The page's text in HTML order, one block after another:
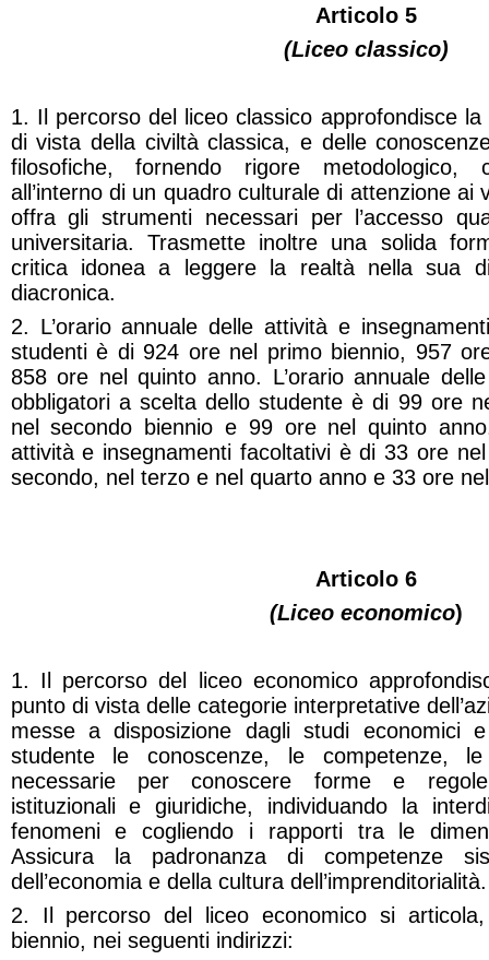
Articolo 5
(Liceo classico)
1. Il percorso del liceo classico approfondisce
di vista della civiltà classica, e delle
filosofiche, fornendo rigore metodologico,
all’interno di un quadro culturale di attenzione ai
offra gli strumenti necessari per l’accesso
universitaria. Trasmette inoltre una solida
critica idonea a leggere la realtà nella sua
diacronica.
2. L’orario annuale delle attività e
studenti è di 924 ore nel primo biennio, 957
858 ore nel quinto anno. L’orario annuale
obbligatori a scelta dello studente è di 99 ore
nel secondo biennio e 99 ore nel quinto
attività e insegnamenti facoltativi è di 33 ore
secondo, nel terzo e nel quarto anno e 33 ore
Articolo 6
(Liceo economico)
1. Il percorso del liceo economico
punto di vista delle categorie interpretative
messe a disposizione dagli studi economici
studente le conoscenze, le competenze,
necessarie per conoscere forme e
istituzionali e giuridiche, individuando la
fenomeni e cogliendo i rapporti tra le
Assicura la padronanza di competenze
dell’economia e della cultura dell’imprenditorialità.
2. Il percorso del liceo economico si
biennio, nei seguenti indirizzi: